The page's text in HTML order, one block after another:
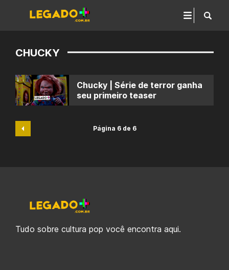
CHUCKY
Chucky | Série de terror ganha
seu primeiro teaser
Página 6 de 6
Tudo sobre cultura pop você encontra aqui.